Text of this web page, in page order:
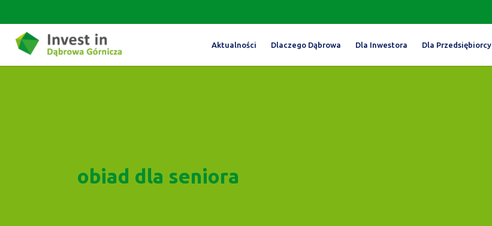
Aktualności Dlaczego Dąbrowa Dla Inwestora Dla Przedsiębiorcy
obiad dla seniora